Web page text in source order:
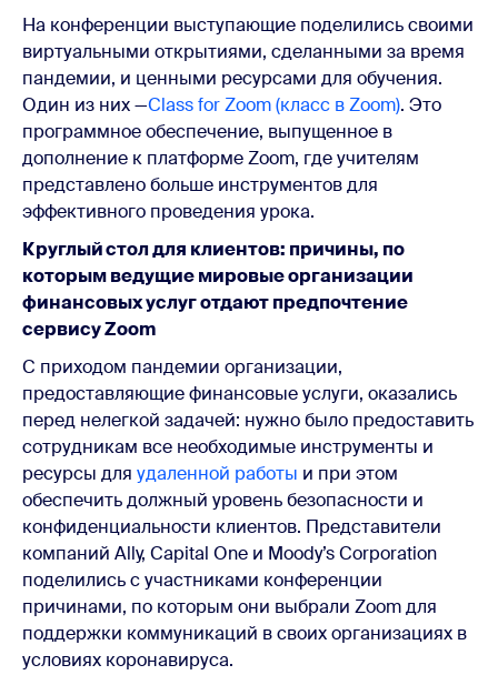
На конференции выступающие поделились своими
виртуальными открытиями, сделанными за время
пандемии, и ценными ресурсами для обучения.
Один из них —Class for Zoom (класс в Zoom). Это
программное обеспечение, выпущенное в
дополнение к платформе Zoom, где учителям
представлено больше инструментов для
эффективного проведения урока.
Круглый стол для клиентов: причины, по
которым ведущие мировые организации
финансовых услуг отдают предпочтение
сервису Zoom
С приходом пандемии организации,
предоставляющие финансовые услуги, оказались
перед нелегкой задачей: нужно было предоставить
сотрудникам все необходимые инструменты и
ресурсы для удаленной работы и при этом
обеспечить должный уровень безопасности и
конфиденциальности клиентов. Представители
компаний Ally, Capital One и Moody’s Corporation
поделились с участниками конференции
причинами, по которым они выбрали Zoom для
поддержки коммуникаций в своих организациях в
условиях коронавируса.